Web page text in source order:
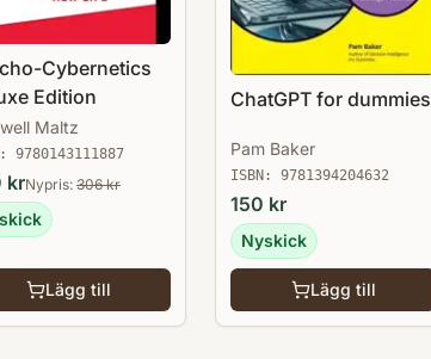
Cybernetics
Edition
Maltz
9780143111887
krNypris: 306kr
Lägg till
ChatGPT for dummies
Pam Baker
ISBN: 9781394204632
150 kr
Nyskick
Lägg till